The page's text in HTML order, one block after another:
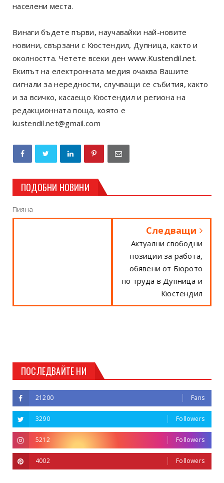
населени места.
Винаги бъдете първи, научавайки най-новите
новини, свързани с Кюстендил, Дупница, както и
околността. Четете всеки ден www.Kustendil.net.
Екипът на електронната медия очаква Вашите
сигнали за нередности, случващи се събития, както
и за всичко, касаещо Кюстендил и региона на
редакционната поща, която е
kustendil.net@gmail.com
ПОДОБНИ НОВИНИ
Пияна
Следващи
Актуални свободни
позиции за работа,
обявени от Бюрото
по труда в Дупница и
Кюстендил
ПОСЛЕДВАЙТЕ НИ
21200 Fans
3290 Followers
5212 Followers
4002 Followers